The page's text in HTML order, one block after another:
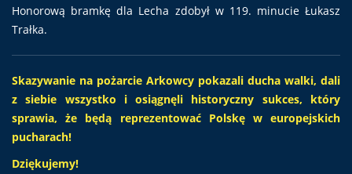
Honorową bramkę dla Lecha zdobył w 119. minucie Łukasz
Trałka.
Skazywanie na pożarcie Arkowcy pokazali ducha walki, dali
z siebie wszystko i osiągnęli historyczny sukces, który
sprawia, że będą reprezentować Polskę w europejskich
pucharach!
Dziękujemy!